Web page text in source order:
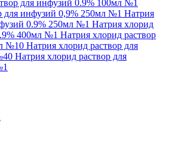
для инфузий 0.9% 100мл №1
для инфузий 0,9% 250мл №1 Натрия
0.9% 250мл №1 Натрия хлорид
400мл №1 Натрия хлорид раствор
№10 Натрия хлорид раствор для
Натрия хлорид раствор для